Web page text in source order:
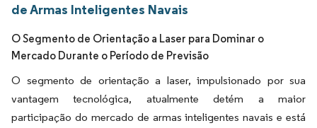
de Armas Inteligentes Navais
O Segmento de Orientação a Laser para Dominar o
Mercado Durante o Período de Previsão
O segmento de orientação a laser, impulsionado por sua
vantagem tecnológica, atualmente detém a maior
participação do mercado de armas inteligentes navais e está